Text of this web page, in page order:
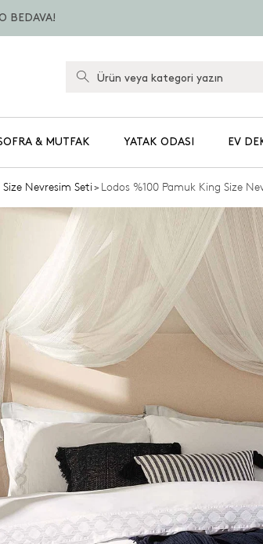
BEDAVA!
& MUTFAK YATAK ODASI EV
Size Nevresim Seti>Lodos %100 Pamuk King Size